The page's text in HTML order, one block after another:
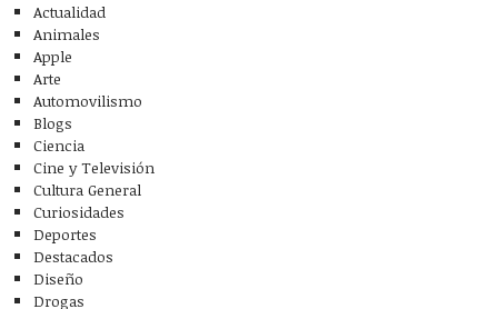
Actualidad
Animales
Apple
Arte
Automovilismo
Blogs
Ciencia
Cine y Televisión
Cultura General
Curiosidades
Deportes
Destacados
Diseño
Drogas